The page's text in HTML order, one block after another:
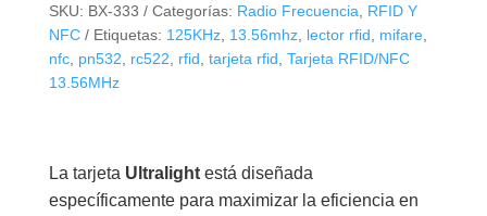
14443A
cantidad
SKU: BX-333 Categorías: Radio Frecuencia
RFID Y
NFC
Etiquetas: 125KHz, 13.56mhz, lector rfid mifare,
nfc, pn532 rc522 rfid tarjeta rfid Tarjeta RFID/NFC
13.56MHz
La tarjeta Ultralightestá diseñada
específicamente para maximizar la eficiencia en